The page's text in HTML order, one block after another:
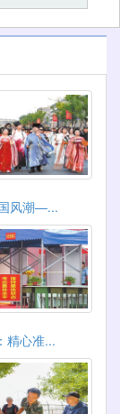
风潮—...
精心准...